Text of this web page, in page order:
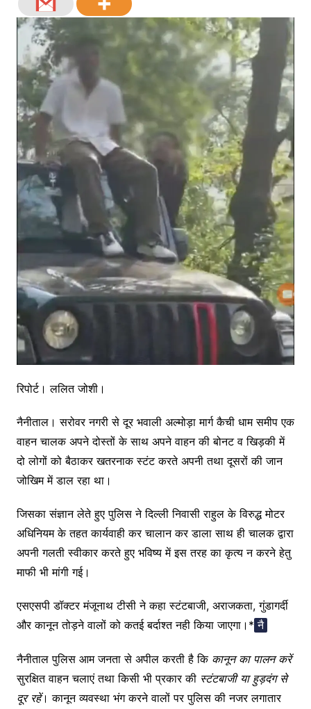
रिपोर्ट। ललित जोशी।
नैनीताल। सरोवर नगरी से दूर भवाली अल्मोड़ा मार्ग कैची धाम समीप एक
वाहन चालक अपने दोस्तों के साथ अपने वाहन की बोनट व खिड़की में
दो लोगों को बैठाकर खतरनाक स्टंट करते अपनी तथा दूसरों की जान
जोखिम में डाल रहा था।
जिसका संज्ञान लेते हुए पुलिस ने दिल्ली निवासी राहुल के विरुद्ध मोटर
अधिनियम के तहत कार्यवाही कर चालान कर डाला साथ ही चालक द्वारा
अपनी गलती स्वीकार करते हुए भविष्य में इस तरह का कृत्य न करने हेतु
माफी भी मांगी गई।
एसएसपी डॉक्टर मंजूनाथ टीसी ने कहा स्टंटबाजी, अराजकता, गुंडागर्दी
और कानून तोड़ने वालों को कतई बर्दाश्त नही किया जाएगा।* नै
नैनीताल पुलिस आम जनता से अपील करती है कि कानून का पालन करें
सुरक्षित वाहन चलाएं तथा किसी भी प्रकार की स्टंटबाजी या हुड़दंग से
दूर रहें। कानून व्यवस्था भंग करने वालों पर पुलिस की नजर लगातार